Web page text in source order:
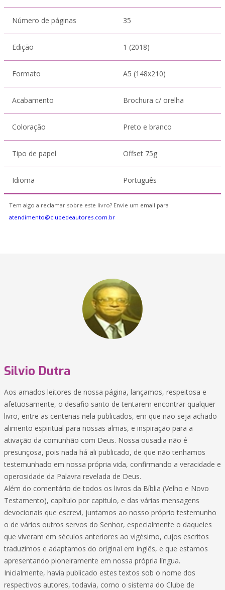
Número de páginas 35
Edição 1 (2018)
Formato A5 (148x210)
Acabamento Brochura c/ orelha
Coloração Preto e branco
Tipo de papel Offset 75g
Idioma Português
Tem algo a reclamar sobre este livro? Envie um email para
atendimento@clubedeautores.com.br
Silvio Dutra
Aos amados leitores de nossa página, lançamos, respeitosa e
afetuosamente, o desafio santo de tentarem encontrar qualquer
livro, entre as centenas nela publicados, em que não seja achado
alimento espiritual para nossas almas, e inspiração para a
ativação da comunhão com Deus. Nossa ousadia não é
presunçosa, pois nada há ali publicado, de que não tenhamos
testemunhado em nossa própria vida, confirmando a veracidade e
operosidade da Palavra revelada de Deus.
Além do comentário de todos os livros da Bíblia (Velho e Novo
Testamento), capítulo por capitulo, e das várias mensagens
devocionais que escrevi, juntamos ao nosso próprio testemunho
o de vários outros servos do Senhor, especialmente o daqueles
que viveram em séculos anteriores ao vigésimo, cujos escritos
traduzimos e adaptamos do original em inglês, e que estamos
apresentando pioneiramente em nossa própria língua.
Inicialmente, havia publicado estes textos sob o nome dos
respectivos autores, todavia, como o sistema do Clube de